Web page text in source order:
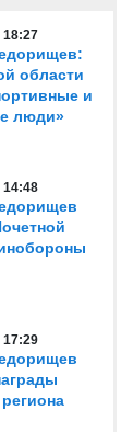
18:27
области
и
люди»
14:48
17:29